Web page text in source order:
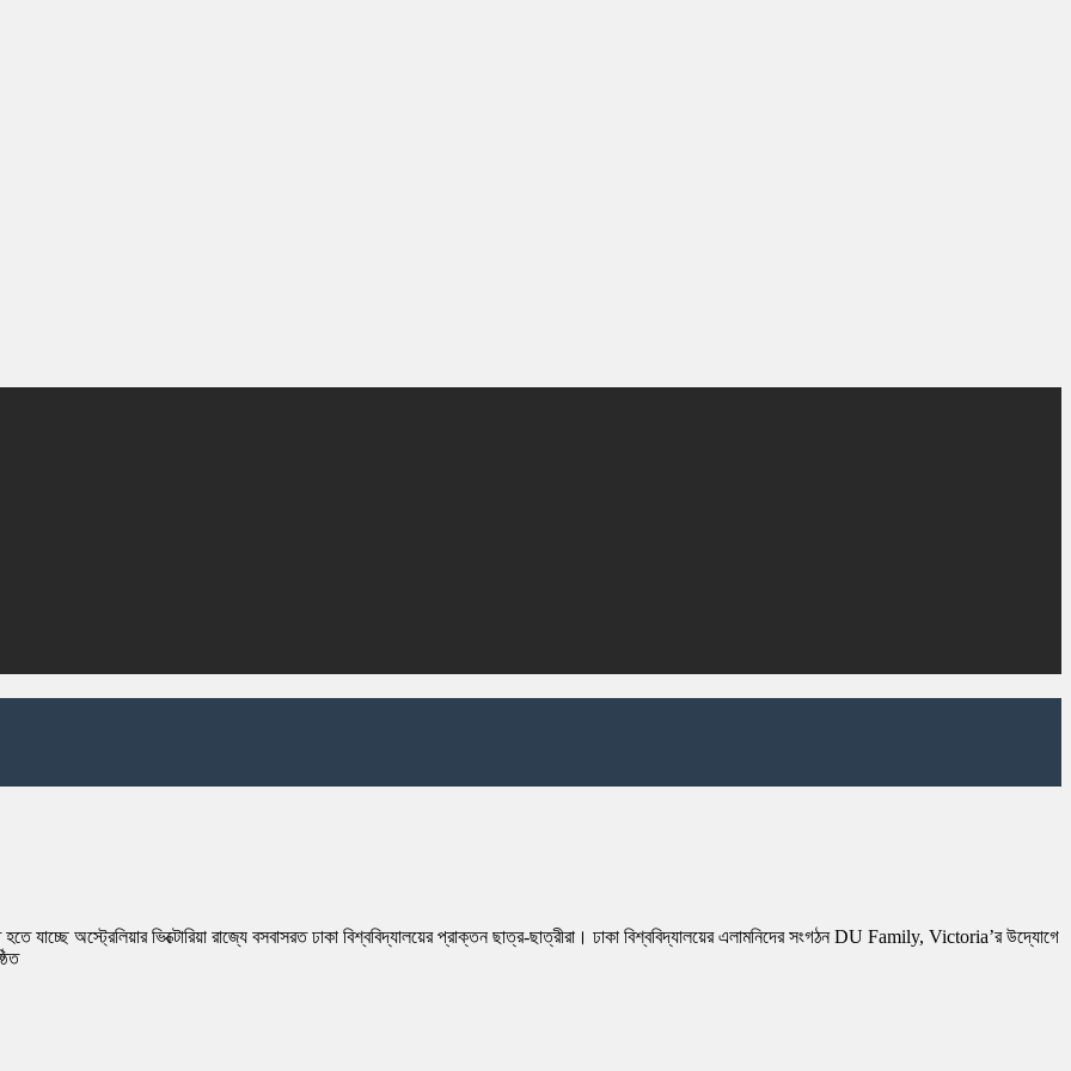
যাচ্ছে অস্ট্রেলিয়ার ভিক্টোরিয়া রাজ্যে বসবাসরত ঢাকা বিশ্ববিদ্যালয়ের প্রাক্তন ছাত্র-ছাত্রীরা। ঢাকা বিশ্ববিদ্যালয়ের এলামনিদের সংগঠন DU Family, Victoria’র উদ্যোগে